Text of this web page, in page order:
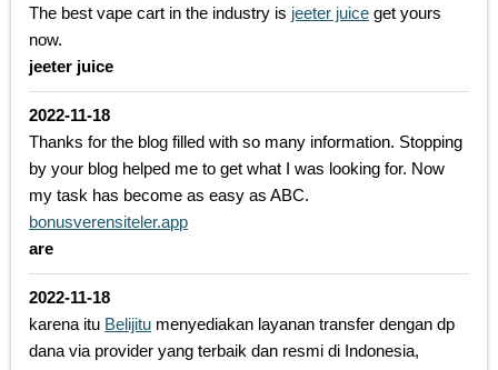
The best vape cart in the industry is jeeter juice get yours
now.
jeeter juice
2022-11-18
Thanks for the blog filled with so many information. Stopping
by your blog helped me to get what I was looking for. Now
my task has become as easy as ABC.
bonusverensiteler.app
are
2022-11-18
karena itu Belijitu menyediakan layanan transfer dengan dp
dana via provider yang terbaik dan resmi di Indonesia,